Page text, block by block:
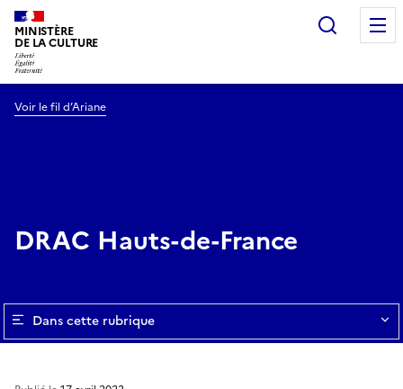
MINISTÈRE
DE LA CULTURE
Voir le fil d’Ariane
DRAC Hauts-de-France
Dans cette rubrique